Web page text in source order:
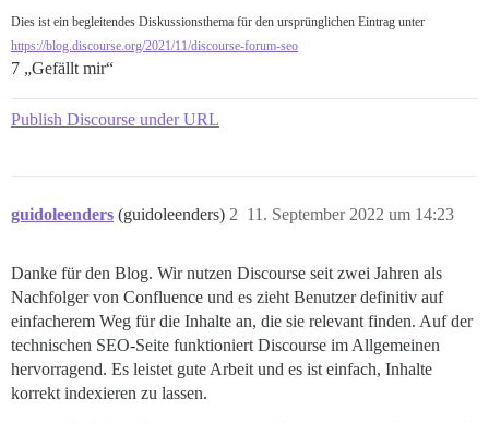
Dies ist ein begleitendes Diskussionsthema für den ursprünglichen Eintrag unter
https://blog.discourse.org/2021/11/discourse-forum-seo
7 „Gefällt mir“
Publish Discourse under URL
guidoleenders (guidoleenders) 11. September 2022 um 14:23
2
Danke für den Blog. Wir nutzen Discourse seit zwei Jahren als
Nachfolger von Confluence und es zieht Benutzer definitiv auf
einfacherem Weg für die Inhalte an, die sie relevant finden. Auf der
technischen SEO-Seite funktioniert Discourse im Allgemeinen
hervorragend. Es leistet gute Arbeit und es ist einfach, Inhalte
korrekt indexieren zu lassen.